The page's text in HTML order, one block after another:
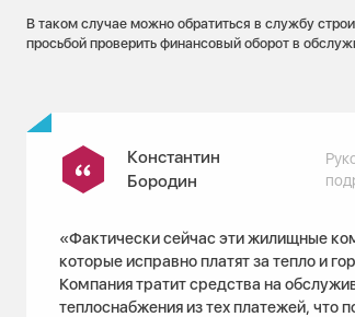
В таком случае можно обратиться в службу
просьбой проверить финансовый оборот в
Константин
Бородин
«Фактически сейчас эти жилищные
которые исправно платят за тепло и
Компания тратит средства на
теплоснабжения из тех платежей, что